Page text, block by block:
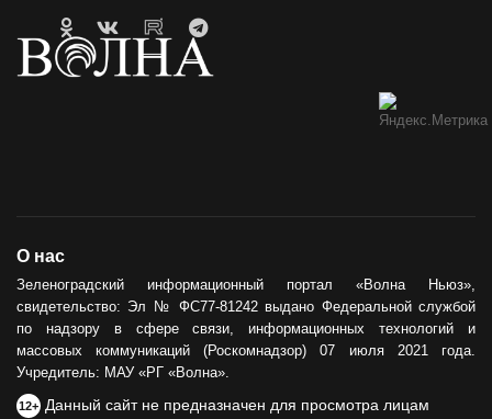
О нас
Зеленоградский информационный портал «Волна Ньюз»,
свидетельство: Эл № ФС77-81242 выдано Федеральной службой
по надзору в сфере связи, информационных технологий и
массовых коммуникаций (Роскомнадзор) 07 июля 2021 года.
Учредитель: МАУ «РГ «Волна».
12+ Данный сайт не предназначен для просмотра лицам